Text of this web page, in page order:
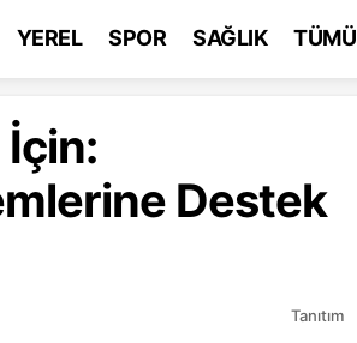
YEREL SPOR SAĞLIK TÜMÜ
Destek
Tanıtım